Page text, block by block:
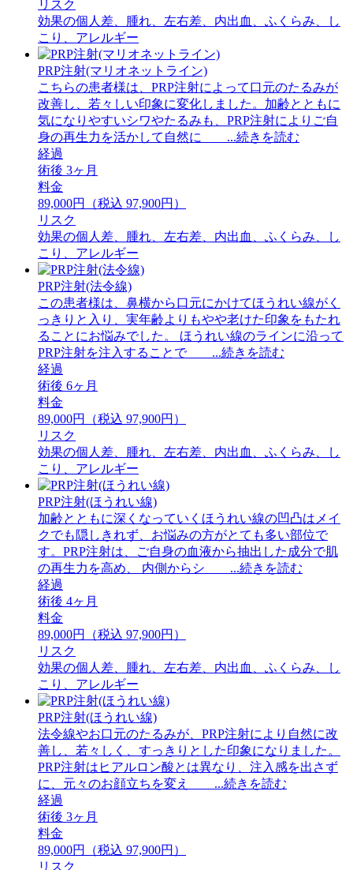
リスク
効果の個人差、腫れ、左右差、内出血、ふくらみ、し
こり、アレルギー
PRP注射(マリオネットライン)
こちらの患者様は、PRP注射によって口元のたるみが
改善し、若々しい印象に変化しました。加齢とともに
気になりやすいシワやたるみも、PRP注射によりご自
身の再生力を活かして自然に ...続きを読む
経過
術後 3ヶ月
料金
89,000円（税込 97,900円）
リスク
効果の個人差、腫れ、左右差、内出血、ふくらみ、し
こり、アレルギー
PRP注射(法令線)
この患者様は、鼻横から口元にかけてほうれい線がく
っきりと入り、実年齢よりもやや老けた印象をもたれ
ることにお悩みでした。 ほうれい線のラインに沿って
PRP注射を注入することで ...続きを読む
経過
術後 6ヶ月
料金
89,000円（税込 97,900円）
リスク
効果の個人差、腫れ、左右差、内出血、ふくらみ、し
こり、アレルギー
PRP注射(ほうれい線)
加齢とともに深くなっていくほうれい線の凹凸はメイ
クでも隠しきれず、お悩みの方がとても多い部位で
す。PRP注射は、ご自身の血液から抽出した成分で肌
の再生力を高め、 内側からシ ...続きを読む
経過
術後 4ヶ月
料金
89,000円（税込 97,900円）
リスク
効果の個人差、腫れ、左右差、内出血、ふくらみ、し
こり、アレルギー
PRP注射(ほうれい線)
法令線やお口元のたるみが、PRP注射により自然に改
善し、若々しく、すっきりとした印象になりました。
PRP注射はヒアルロン酸とは異なり、注入感を出さず
に、元々のお顔立ちを変え ...続きを読む
経過
術後 3ヶ月
料金
89,000円（税込 97,900円）
リスク